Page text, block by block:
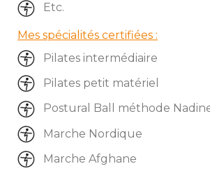
Etc.
Mes spécialités certifiées :
Pilates intermédiaire
Pilates petit matériel
Postural Ball méthode
Marche Nordique
Marche Afghane